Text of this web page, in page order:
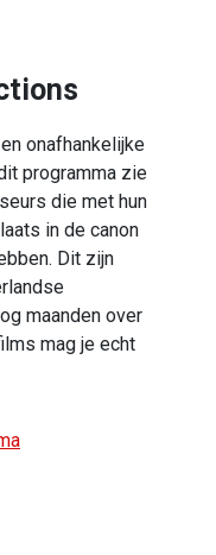
onafhankelijke
programma zie
die met hun
in de canon
Dit zijn
maanden over
mag je echt